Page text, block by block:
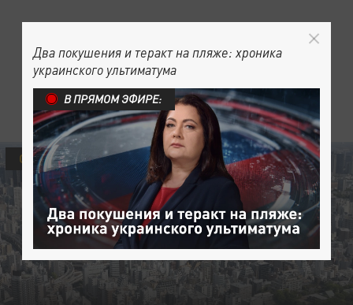
ОБЩЕСТВО
Два покушения и теракт на пляже: хроника
украинского ультиматума
В ПРЯМОМ ЭФИРЕ: